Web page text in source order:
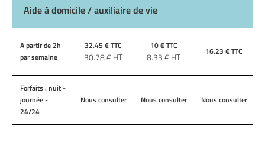
Aide à domicile / auxiliaire de vie
A partir de 2h
par semaine
32.45 € TTC
30.78€ HT
10€ TTC
8.33€ HT 16.23 € TTC
Forfaits : nuit -
journée -
24/24
Nous consulter Nous consulter Nous consulter